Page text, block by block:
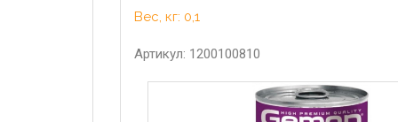
Вес, кг: 0,1
Артикул: 1200100810